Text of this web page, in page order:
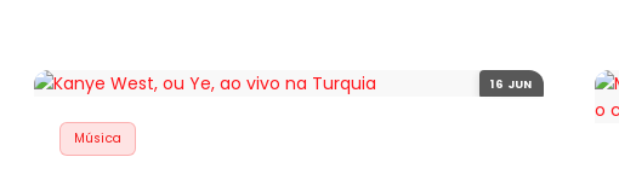
16 JUN
Música